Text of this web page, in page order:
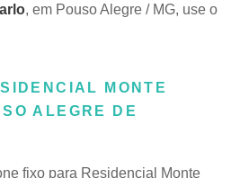
, em Pouso Alegre / MG, use o
MONTE
ALEGRE DE
fixo para Residencial Monte